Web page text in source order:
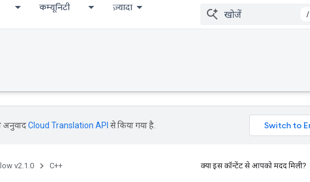
कम्यूनिटी ज़्यादा
/
अनुवादCloud Translation API से किया गया है.
v2.1.0 C++ क्या इस कॉन्टेंट से आपको मदद मिली?